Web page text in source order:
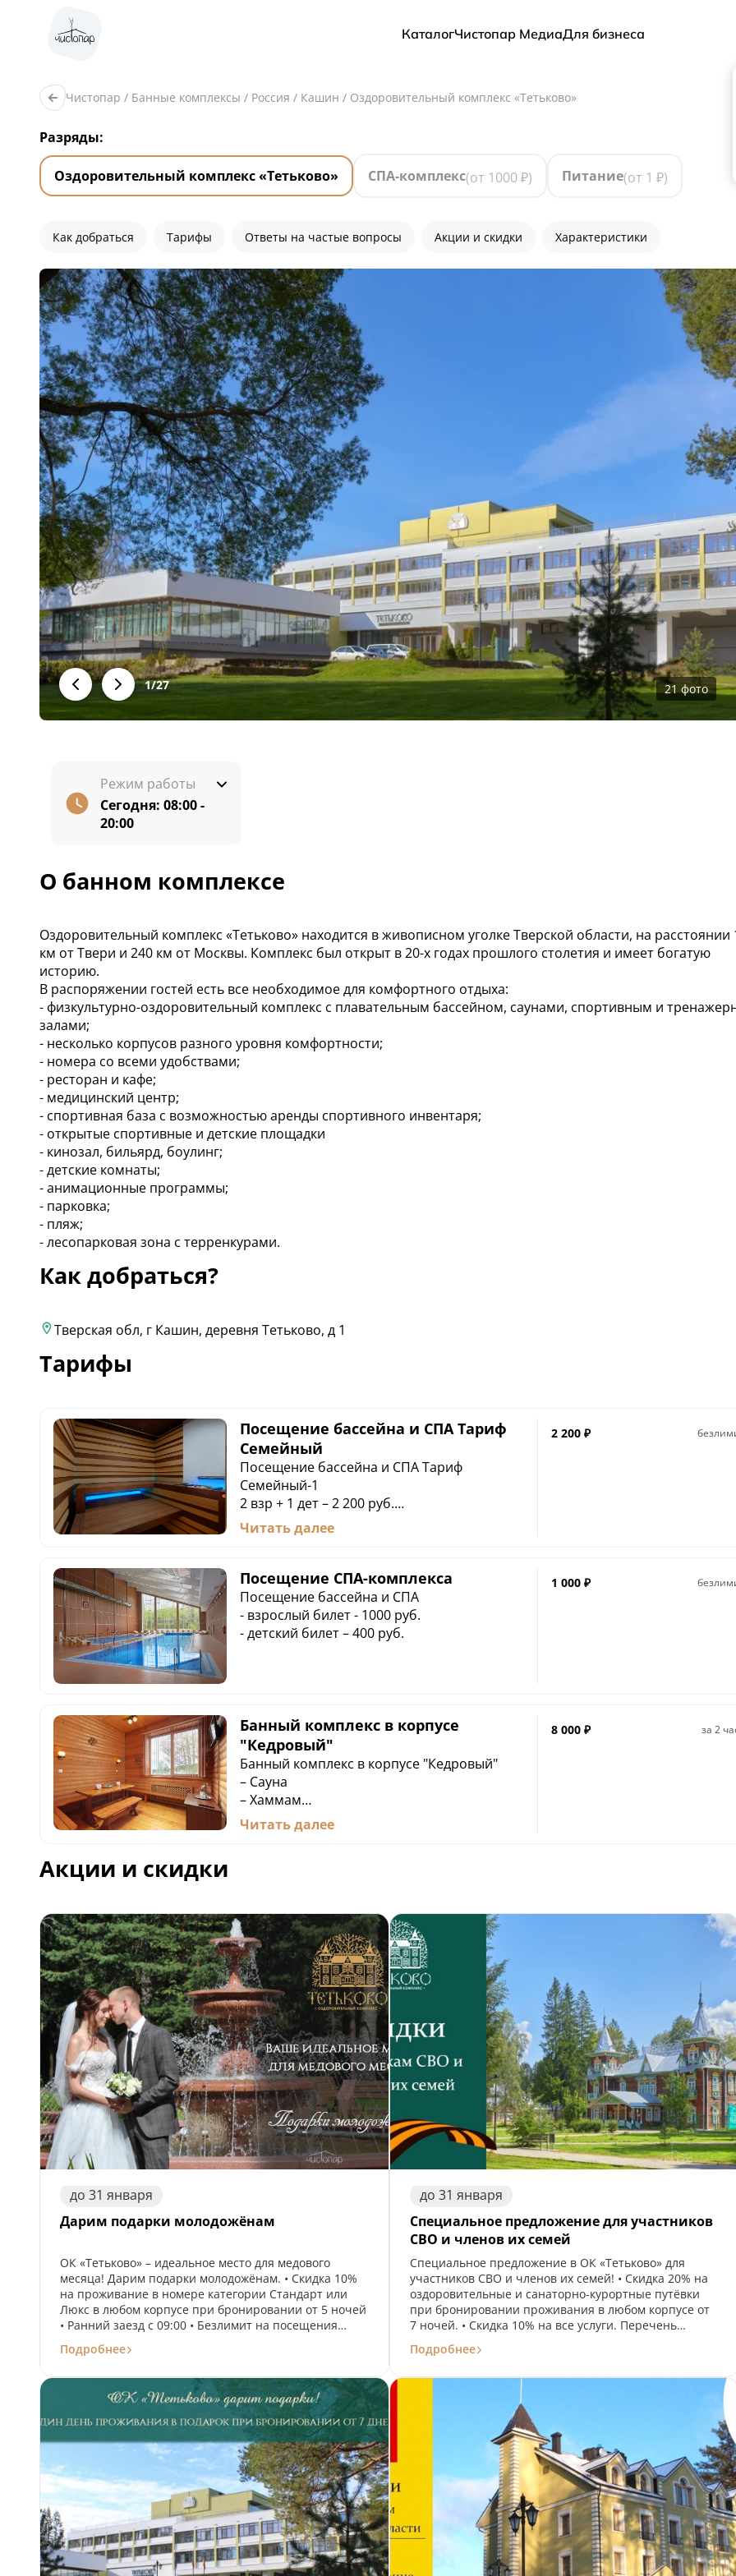
КаталогЧистопар МедиаДля бизнеса
Чистопар / Банные комплексы / Россия / Кашин / Оздоровительный комплекс «Тетьково»
Разряды:
Оздоровительный комплекс «Тетьково» СПА-комплекс(от 1000 ₽) Питание(от 1 ₽)
Как добраться Тарифы Ответы на частые вопросы Акции и скидки Характеристики
1/27 21фото
Режим работы
Сегодня: 08:00 -
20:00
О банном комплексе
Оздоровительный комплекс «Тетьково» находится в живописном уголке Тверской области, на расстоянии
км от Твери и 240 км от Москвы. Комплекс был открыт в 20-х годах прошлого столетия и имеет богатую
историю.
В распоряжении гостей есть все необходимое для комфортного отдыха:
- физкультурно-оздоровительный комплекс с плавательным бассейном, саунами, спортивным и
залами;
- несколько корпусов разного уровня комфортности;
- номера со всеми удобствами;
- ресторан и кафе;
- медицинский центр;
- спортивная база с возможностью аренды спортивного инвентаря;
- открытые спортивные и детские площадки
- кинозал, бильярд, боулинг;
- детские комнаты;
- анимационные программы;
- парковка;
- пляж;
- лесопарковая зона с терренкурами.
Как добраться?
Тверская обл, г Кашин, деревня Тетьково, д 1
Тарифы
Посещение бассейна и СПА Тариф
Семейный
Посещение бассейна и СПА Тариф
Семейный-1
2 взр + 1 дет – 2 200 руб.
Посещение бассейна и СПА Тариф
Семейный-2
Посещение бассейна + комплексный обед
(от 10 чел.) – 1000 руб.
Читать далее
2 200 ₽
Посещение СПА-комплекса
Посещение бассейна и СПА
- взрослый билет - 1000 руб.
- детский билет – 400 руб.
1 000 ₽
Банный комплекс в корпусе
"Кедровый"
Банный комплекс в корпусе "Кедровый"
– Сауна
– Хаммам
– Гидромассажная ванна
– Кедровые ведра для обливания
Читать далее
8 000 ₽ за 2
Акции и скидки
до 31 января
Дарим подарки молодожёнам
ОК «Тетьково» – идеальное место для медового
месяца! Дарим подарки молодожёнам. • Скидка 10%
на проживание в номере категории Стандарт или
Люкс в любом корпусе при бронировании от 5 ночей
• Ранний заезд с 09:00 • Безлимит на посещения
бассейна и тренажёрного зала • Комплимент в виде
бутылки игристого вина и фруктов от нас! Если Вы
момент заезда, всё, что Вам остаётся сделать –
показать свидетельство о заключении брака. Ждём
Вас в самом романтичном и красивом месте
Тверской области! Акция действует до 31 января 2027
года и не суммируется с другими предложениями и
скидками. Телефон бронирования: 8 (800) 550-77-80
Подробнее
до 31 января
Специальное предложение для участников
СВО и членов их семей
Специальное предложение в ОК «Тетьково» для
участников СВО и членов их семей! • Скидка 20% на
оздоровительные и санаторно-курортные путёвки
при бронировании проживания в любом корпусе от
7 ночей. • Скидка 10% на все услуги. Перечень
документов для предоставления скидок: 1. Справка о
подтверждении статуса участника СВО; 2. Документ
участником СВО; 3. Справка из образовательной
организации об обучении по очной форме обучения.
Членами семьи участников СВО являются: 1. Супруга
(супруг); 2. Дети до 18 лет, в том числе усыновленные
(удочеренные) или находящиеся под опекой
(попечительством); 3. Дети старше 18 лет,
обучающиеся в образовательных организациях по
очной форме обучения, в том числе усыновленные
(удочеренные) или находящиеся под опекой
(попечительством); 4. Родители (отец и мать),
усыновители. Перечень услуг и процедур, входящих
в оздоровительные и санаторно-курортные путевки
Подробнее